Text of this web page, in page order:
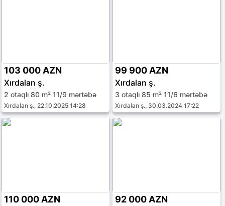
103 000 AZN
Xırdalan ş.
2 otaqlı 80 m² 11/9 mərtəbə
Xırdalan ş., 22.10.2025 14:28
99 900 AZN
Xırdalan ş.
3 otaqlı 85 m² 11/6 mərtəbə
Xırdalan ş., 30.03.2024 17:22
110 000 AZN 92 000 AZN